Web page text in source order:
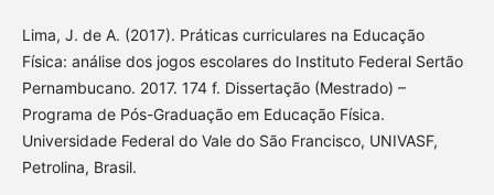
Lima, J. de A. (2017). Práticas curriculares na Educação
Física: análise dos jogos escolares do Instituto Federal Sertão
Pernambucano. 2017. 174 f. Dissertação (Mestrado) –
Programa de Pós-Graduação em Educação Física.
Universidade Federal do Vale do São Francisco, UNIVASF,
Petrolina, Brasil.